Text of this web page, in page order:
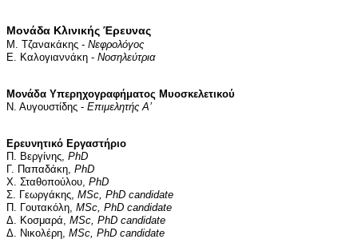
Μονάδα Κλινικής Έρευνας
Μ. Τζανακάκης - Νεφρολόγος
Ε. Καλογιαννάκη - Νοσηλεύτρια
Μονάδα Υπερηχογραφήματος Μυοσκελετικού
Ν. Αυγουστίδης - Επιμελητής A’
Ερευνητικό Εργαστήριο
Π. Βεργίνης, PhD
Γ. Παπαδάκη, PhD
Χ. Σταθοπούλου, PhD
Σ. Γεωργάκης, MSc, PhD candidate
Π. Γουτακόλη, MSc, PhD candidate
Δ. Κοσμαρά, MSc, PhD candidate
Δ. Νικολέρη, MSc, PhD candidate